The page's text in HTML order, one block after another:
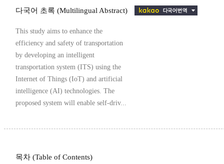
다국어 초록 (Multilingual Abstract)
This study aims to enhance the
efficiency and safety of transportation
by developing an intelligent
transportation system (ITS) using the
Internet of Things (IoT) and artificial
intelligence (AI) technologies. The
proposed system will enable self-driv...
목차 (Table of Contents)